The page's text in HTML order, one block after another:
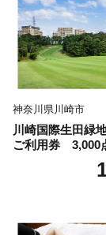
神奈川県川崎市
川崎国際生田緑
ご利用券 3,000